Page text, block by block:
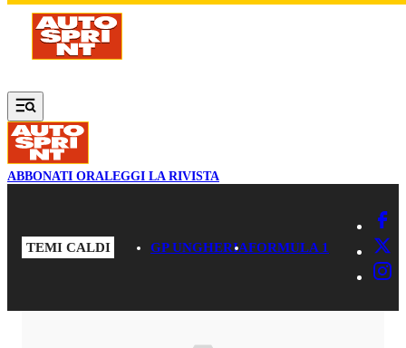
Vai al contenuto principale
ABBONATI ORALEGGI LA RIVISTA
TEMI CALDI GP UNGHERIAFORMULA 1